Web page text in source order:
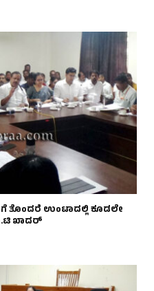
ತೊಂದರೆ ಉಂಟಾದಲ್ಲಿ ಕೂಡಲೇ
ಖಾದರ್